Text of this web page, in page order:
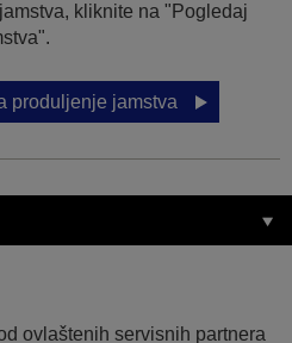
kliknite na "Pogledaj
produljenje jamstva
ovlaštenih servisnih partnera